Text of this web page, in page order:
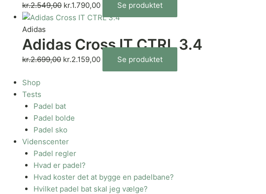
kr.2.549,00 kr.1.790,00 Se produktet
Adidas
Adidas Cross IT CTRL 3.4
kr.2.699,00 kr.2.159,00 Se produktet
Shop
Tests
Padel bat
Padel bolde
Padel sko
Videnscenter
Padel regler
Hvad er padel?
Hvad koster det at bygge en padelbane?
Hvilket padel bat skal jeg vælge?